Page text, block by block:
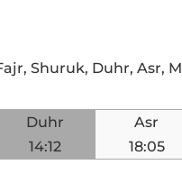
Shuruk, Duhr, Asr,
Duhr
14:12
Asr
18:05